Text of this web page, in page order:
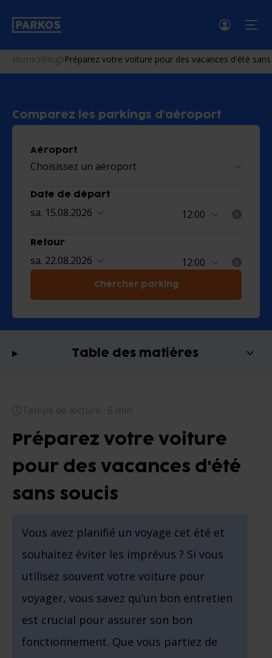
Home Blog Préparez votre voiture pour des vacances d'été
Comparez les parkings d'aéroport
Aéroport
Choisissez un aéroport
Date de départ
sa. 15.08.2026
Retour
sa. 22.08.2026
Chercher parking
Temps de lecture : 6 min
Préparez votre voiture
pour des vacances d'été
sans soucis
Vous avez planifié un voyage cet été et
souhaitez éviter les imprévus ? Si vous
utilisez souvent votre voiture pour
voyager, vous savez qu’un bon entretien
est crucial pour assurer son bon
fonctionnement. Que vous partiez de
Table des matières